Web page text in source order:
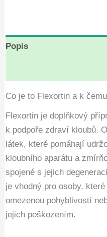
Popis
Co je to Flexortin a k
Flexortin je doplňkový
k podpoře zdraví kloubů.
látek, které pomáhají
kloubního aparátu a
spojené s jejich
je vhodný pro osoby,
omezenou pohyblivostí
jejich poškozením.